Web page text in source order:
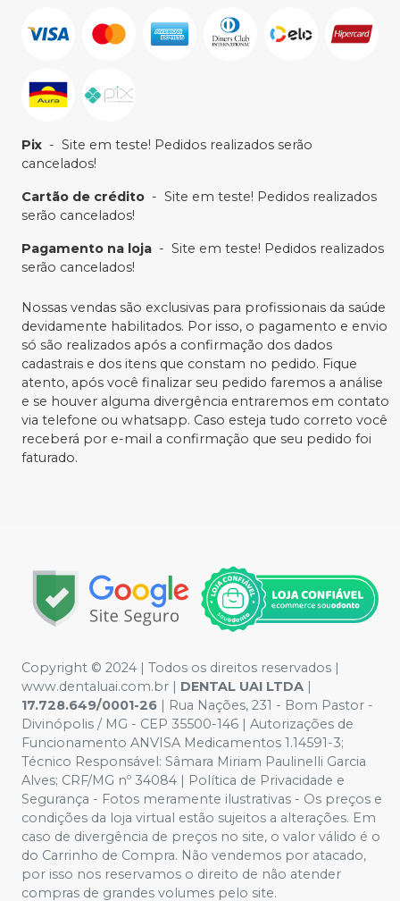
Pix - Site em teste! Pedidos realizados serão
cancelados!
Cartão de crédito - Site em teste! Pedidos realizados
serão cancelados!
Pagamento na loja - Site em teste! Pedidos realizados
serão cancelados!
Nossas vendas são exclusivas para profissionais da saúde
devidamente habilitados. Por isso, o pagamento e envio
só são realizados após a confirmação dos dados
cadastrais e dos itens que constam no pedido. Fique
atento, após você finalizar seu pedido faremos a análise
e se houver alguma divergência entraremos em contato
via telefone ou whatsapp. Caso esteja tudo correto você
receberá por e-mail a confirmação que seu pedido foi
faturado.
Copyright © 2024 | Todos os direitos reservados |
www.dentaluai.com.br | DENTAL UAI LTDA |
17.728.649/0001-26 | Rua Nações, 231 - Bom Pastor -
Divinópolis / MG - CEP 35500-146 | Autorizações de
Funcionamento ANVISA Medicamentos 1.14591-3;
Técnico Responsável: Sâmara Miriam Paulinelli Garcia
Alves; CRF/MG nº 34084 | Política de Privacidade e
Segurança - Fotos meramente ilustrativas - Os preços e
condições da loja virtual estão sujeitos a alterações. Em
caso de divergência de preços no site, o valor válido é o
do Carrinho de Compra. Não vendemos por atacado,
por isso nos reservamos o direito de não atender
compras de grandes volumes pelo site.